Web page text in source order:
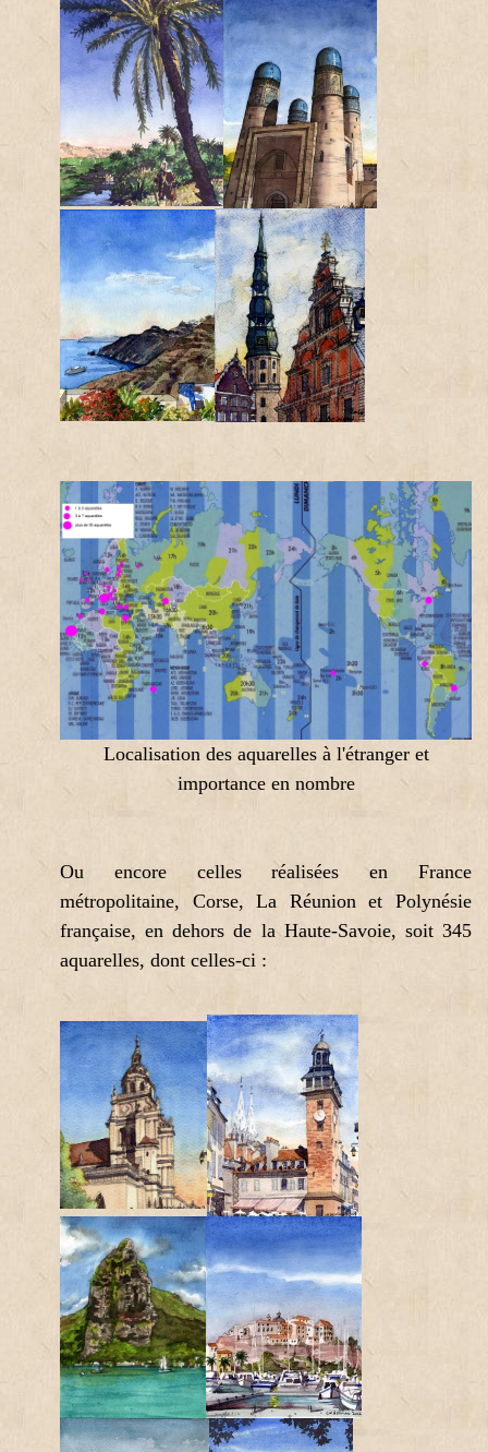
Localisation des aquarelles à l'étranger et
importance en nombre
Ou encore celles réalisées en France
métropolitaine, Corse, La Réunion et Polynésie
française, en dehors de la Haute-Savoie, soit 345
aquarelles, dont celles-ci :